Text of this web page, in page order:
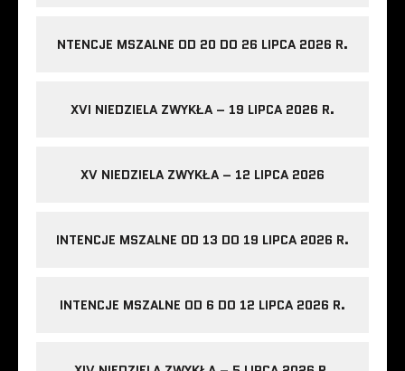
NTENCJE MSZALNE OD 20 DO 26 LIPCA 2026 R.
XVI NIEDZIELA ZWYKŁA – 19 LIPCA 2026 R.
XV NIEDZIELA ZWYKŁA – 12 LIPCA 2026
INTENCJE MSZALNE OD 13 DO 19 LIPCA 2026 R.
INTENCJE MSZALNE OD 6 DO 12 LIPCA 2026 R.